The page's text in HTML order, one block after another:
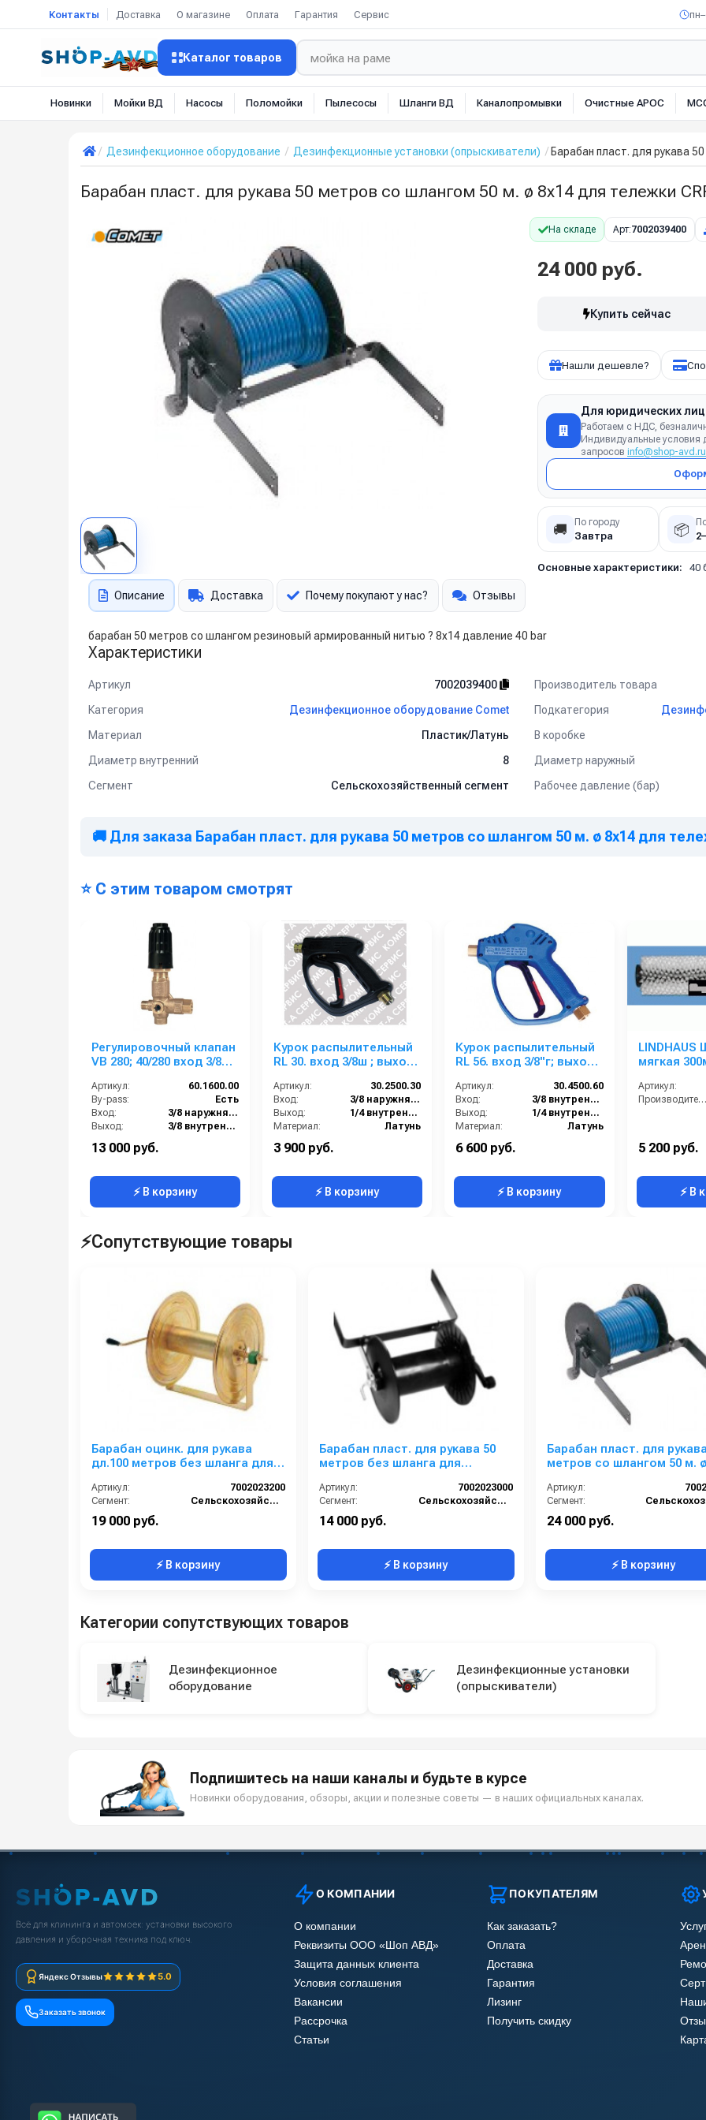
Контакты Доставка О магазине Оплата Гарантия Сервис
Каталог товаров
Новинки Мойки ВД Насосы Поломойки Пылесосы Шланги ВД Каналопромывки Очистные АРОС
Дезинфекционное оборудование Дезинфекционные установки (опрыскиватели) Барабан пласт. для рукава
Барабан пласт. для рукава 50 метров со шлангом 50 м. ø 8x14 для тележки
На складе Арт:7002039400
24 000 руб.
Купить сейчас
Нашли дешевле?
Для юридических лиц
Работаем с НДС,
Индивидуальные условия
запросов info@shop-avd.ru
🚚 По городу
Завтра 📦
Основные характеристики: 40
Описание Доставка Почему покупают у нас? Отзывы
барабан 50 метров со шлангом резиновый армированный нитью ? 8x14 давление 40 bar
Характеристики
Артикул 7002039400 Производитель товара
Категория
Дезинфекционное оборудование Comet Подкатегория
Материал
Пластик/Латунь В коробке
Диаметр внутренний
8 Диаметр наружный
Сегмент
Сельскохозяйственный сегмент Рабочее давление (бар)
🚚 Для заказа Барабан пласт. для рукава 50 метров со шлангом 50 м. ø 8x14 для
⭐ С этим товаром смотрят
Регулировочный клапан
VB 280; 40/280 вход 3/8ш,
40 л/мин 310 бар
Артикул:
60.1600.00
By-pass:
Есть
Вход:
3/8 наружняя резьба
Выход:
3/8 внутренняя резьба
Производительность (л/мин):
13 000 руб.
⚡ В корзину
Курок распылительный
RL 30. вход 3/8ш ; выход
Артикул:
30.2500.30
Вход:
3/8 наружняя резьба
Выход:
1/4 внутренняя резьба
Материал:
Латунь
В коробке:
3 900 руб.
⚡ В корзину
Курок распылительный
RL 56. вход 3/8''г; выход
Артикул:
30.4500.60
Вход:
3/8 внутренняя резьба
Выход:
1/4 внутренняя резьба
Материал:
Латунь
В коробке:
6 600 руб.
⚡ В корзину
LINDHAUS
мягкая
Артикул:
Производитель:
5 200 руб.
⚡ В
⚡Сопутствующие товары
Барабан оцинк. для рукава
дл.100 метров без шланга для
Артикул:
7002023200
Сегмент:
Сельскохозяйственный сегмент
19 000 руб.
⚡ В корзину
Барабан пласт. для рукава 50
метров без шланга для
Артикул:
7002023000
Сегмент:
Сельскохозяйственный сегмент
14 000 руб.
⚡ В корзину
Барабан пласт. для
метров со шлангом 50 м. ø
Артикул:
Сегмент:
24 000 руб.
⚡ В корзину
Категории сопутствующих товаров
Дезинфекционное
оборудование
Дезинфекционные установки
(опрыскиватели)
Подпишитесь на наши каналы и будьте в курсе
Новинки оборудования, обзоры, акции и полезные советы — в наших официальных каналах.
Всё для клининга и автомоек: установки высокого
давления и уборочная техника под ключ.
Яндекс Отзывы 5.0
Заказать звонок
О КОМПАНИИ
О компании
Реквизиты ООО «Шоп АВД»
Защита данных клиента
Условия соглашения
Вакансии
Рассрочка
Статьи
ПОКУПАТЕЛЯМ
Как заказать?
Оплата
Доставка
Гарантия
Лизинг
Получить скидку